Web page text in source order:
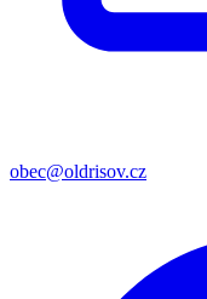
obec@oldrisov.cz